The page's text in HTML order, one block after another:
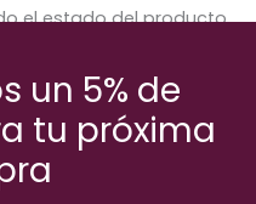
el estado del producto,
un 5% de
tu próxima